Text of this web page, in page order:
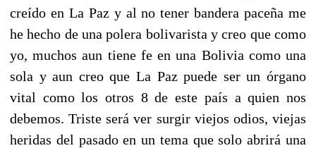
creído en La Paz y al no tener bandera paceña me
he hecho de una polera bolivarista y creo que como
yo, muchos aun tiene fe en una Bolivia como una
sola y aun creo que La Paz puede ser un órgano
vital como los otros 8 de este país a quien nos
debemos. Triste será ver surgir viejos odios, viejas
heridas del pasado en un tema que solo abrirá una